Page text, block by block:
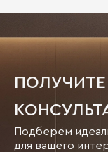
Подберём
для вашего